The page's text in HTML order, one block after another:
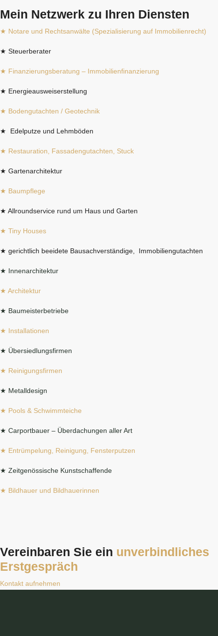
Mein Netzwerk zu Ihren Diensten
★ Notare und Rechtsanwälte (Spezialisierung auf Immobilienrecht)
★ Steuerberater
★ Finanzierungsberatung – Immobilienfinanzierung
★ Energieausweiserstellung
★ Bodengutachten / Geotechnik
★ Edelputze und Lehmböden
★ Restauration, Fassadengutachten, Stuck
★ Gartenarchitektur
★ Baumpflege
★ Allroundservice rund um Haus und Garten
★ Tiny Houses
★ gerichtlich beeidete Bausachverständige, Immobiliengutachten
★ Innenarchitektur
★ Architektur
★ Baumeisterbetriebe
★ Installationen
★ Übersiedlungsfirmen
★ Reinigungsfirmen
★ Metalldesign
★ Pools & Schwimmteiche
★ Carportbauer – Überdachungen aller Art
★ Entrümpelung, Reinigung, Fensterputzen
★ Zeitgenössische Kunstschaffende
★ Bildhauer und Bildhauerinnen
Vereinbaren Sie ein unverbindliches
Erstgespräch
Kontakt aufnehmen